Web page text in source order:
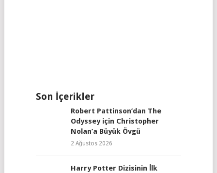
Son İçerikler
Robert Pattinson’dan The
Odyssey için Christopher
Nolan’a Büyük Övgü
2 Ağustos 2026
Harry Potter Dizisinin İlk